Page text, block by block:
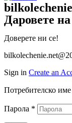
Даровете
Доверете ни се!
Sign in Create an
Потребителско
Парола *